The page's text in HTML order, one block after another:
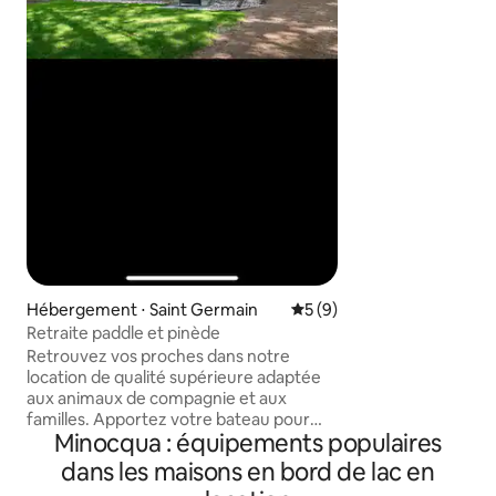
Hébergement ⋅ Saint Germain Évaluation moyenne sur
5 (9)
Retraite paddle et pinède
Retrouvez vos proches dans notre
location de qualité supérieure adaptée
aux animaux de compagnie et aux
familles. Apportez votre bateau pour
votre quai privé donnant sur une plage
de sable fin au bord du lac Big St
Germain, entièrement accessible aux
Minocqua : équipements populaires
dans les maisons en bord de lac en